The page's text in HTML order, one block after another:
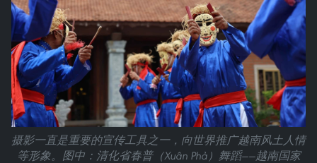
摄影一直是重要的宣传工具之一，向世界推广越南风土人情
等形象。图中：清化省春普（Xuân Phả）舞蹈——越南国家